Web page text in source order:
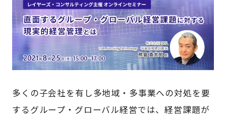
多くの子会社を有し多地域・多事業への対処を要
するグループ・グローバル経営では、経営課題が